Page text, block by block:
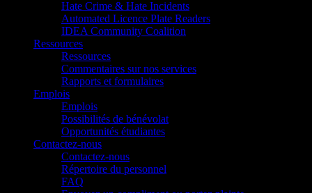
Hate Crime & Hate Incidents
Automated Licence Plate Readers
IDEA Community Coalition
Ressources
Ressources
Commentaires sur nos services
Rapports et formulaires
Emplois
Emplois
Possibilités de bénévolat
Opportunités étudiantes
Contactez-nous
Contactez-nous
Répertoire du personnel
FAQ